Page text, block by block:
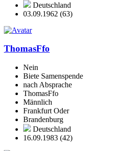
Deutschland
03.09.1962 (63)
ThomasFfo
Nein
Biete Samenspende
nach Absprache
ThomasFfo
Männlich
Frankfurt Oder
Brandenburg
Deutschland
16.09.1983 (42)